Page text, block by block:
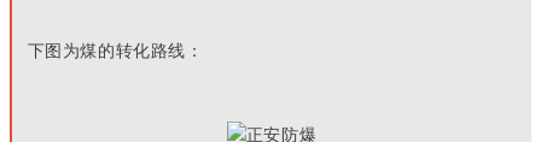
下图为煤的转化路线：